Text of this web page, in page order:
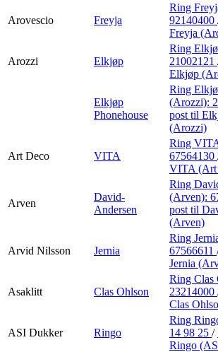
Arovescio Freyja
Ring
92140400
Freyja
Arozzi Elkjøp
Ring
21002121
Elkjøp
Elkjøp
Phonehouse
Ring
(Arozzi):
post til
(Arozzi)
Art Deco VITA
Ring
67564130
VITA (Art
Arven
David-
Andersen
Ring
(Arven):
post til
(Arven)
Arvid Nilsson Jernia
Ring
67566611
Jernia
Asaklitt Clas Ohlson
Ring Clas
23214000
Clas
ASI Dukker Ringo
Ring
14 98 25 /
Ringo